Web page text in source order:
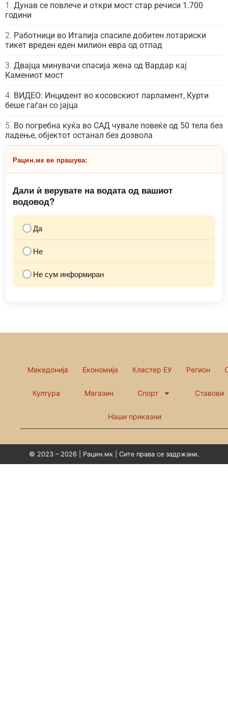
Дунав се повлече и откри мост стар речиси 1.700
години
Работници во Италија спасиле добитен лотариски
тикет вреден еден милион евра од отпад
Двајца минувачи спасија жена од Вардар кај
Камениот мост
ВИДЕО: Инцидент во косовскиот парламент, Курти
беше гаѓан со јајца
Во погребна куќа во САД чувале повеќе од 50 тела без
ладење, објектот останал без дозвола
Рацин.мк ве прашува:
Дали ѝ верувате на водата од вашиот
водовод?
Да
Не
Не сум информиран
Македонија Економија Кластер ЕУ Регион
Култура Магазин Спорт Ставови
Наши приказни
© 2023 – 2026 | Рацин.мк | Сите права се задржани.